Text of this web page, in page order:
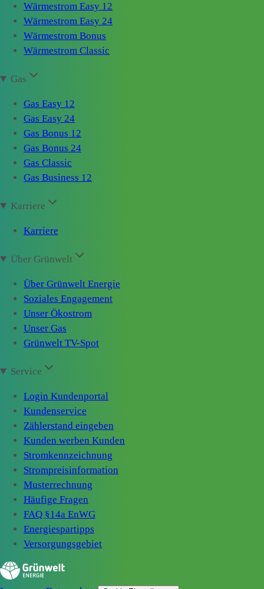
Wärmestrom Easy 12
Wärmestrom Easy 24
Wärmestrom Bonus
Wärmestrom Classic
Gas
Gas Easy 12
Gas Easy 24
Gas Bonus 12
Gas Bonus 24
Gas Classic
Gas Business 12
Karriere
Karriere
Über Grünwelt
Über Grünwelt Energie
Soziales Engagement
Unser Ökostrom
Unser Gas
Grünwelt TV-Spot
Service
Login Kundenportal
Kundenservice
Zählerstand eingeben
Kunden werben Kunden
Stromkennzeichnung
Strompreisinformation
Musterrechnung
Häufige Fragen
FAQ §14a EnWG
Energiespartipps
Versorgungsgebiet